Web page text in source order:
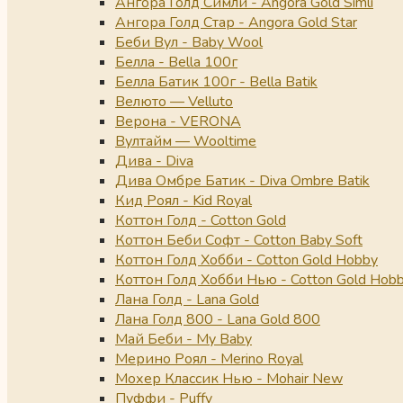
Ангора Голд Стар - Angora Gold Star
Беби Вул - Baby Wool
Белла - Bella 100г
Белла Батик 100г - Bella Batik
Велюто — Velluto
Верона - VERONA
Вултайм — Wooltime
Дива - Diva
Дива Омбре Батик - Diva Ombre Batik
Кид Роял - Kid Royal
Коттон Голд - Cotton Gold
Коттон Беби Софт - Cotton Baby Soft
Коттон Голд Хобби - Cotton Gold Hobby
Коттон Голд Хобби Нью - Cotton Gold
Лана Голд - Lana Gold
Лана Голд 800 - Lana Gold 800
Май Беби - My Baby
Мерино Роял - Merino Royal
Мохер Классик Нью - Mohair New
Пуффи - Puffy